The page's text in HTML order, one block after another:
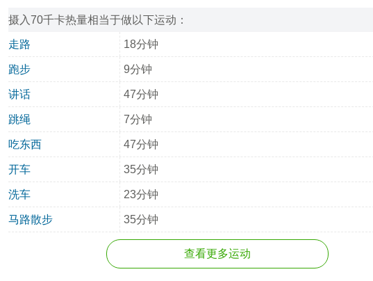
摄入70千卡热量相当于做以下运动：
走路 18分钟
跑步 9分钟
讲话 47分钟
跳绳 7分钟
吃东西 47分钟
开车 35分钟
洗车 23分钟
马路散步 35分钟
查看更多运动